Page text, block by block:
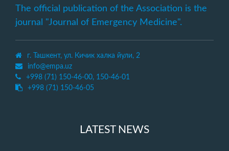
The official publication of the Association is the
journal "Journal of Emergency Medicine".
г. Ташкент, ул. Кичик халка йули, 2
info@empa.uz
+998 (71) 150-46-00, 150-46-01
+998 (71) 150-46-05
LATEST NEWS